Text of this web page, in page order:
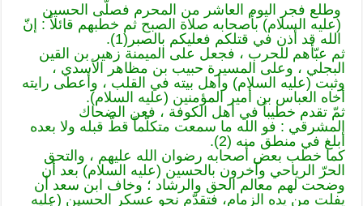
وطلع فجر اليوم العاشر من المحرم فصلّى الحسين
(عليه السلام) بأصحابه صلاة الصبح ثم خطبهم قائلاً : إنّ
الله قد أذن في قتلكم فعليكم بالصبر(1).
ثم عبّأهم للحرب ، فجعل على الميمنة زهير بن القين
البجلي ، وعلى المسيرة حبيب بن مظاهر الأسدي ،
وثبت (عليه السلام) وأهل بيته في القلب ، وأعطى رايته
أخاه العباس بن أمير المؤمنين (عليه السلام).
ثمّ تقدم خطيباً في أهل الكوفة ، فعن الضحاك
المشرقي : فو الله ما سمعت متكلّماً قطّ قبله ولا بعده
أبلغ في منطق منه (2).
كما خطب بعض أصحابه رضوان الله عليهم ، والتحق
الحرّ الرياحي وآخرون بالحسين (عليه السلام) بعد أن
وضحت لهم معالم الحق والرشاد ؛ وخاف ابن سعد أن
يفلت من يده الزمام، فتقدّم نحو عسكر الحسين (عليه